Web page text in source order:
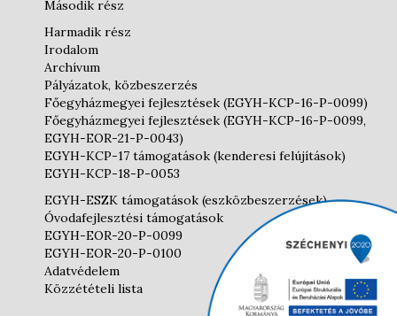
Második rész
Harmadik rész
Irodalom
Archívum
Pályázatok, közbeszerzés
Főegyházmegyei fejlesztések (EGYH-KCP-16-P-0099)
Főegyházmegyei fejlesztések (EGYH-KCP-16-P-0099,
EGYH-EOR-21-P-0043)
EGYH-KCP-17 támogatások (kenderesi felújítások)
EGYH-KCP-18-P-0053
EGYH-ESZK támogatások (eszközbeszerzések)
Óvodafejlesztési támogatások
EGYH-EOR-20-P-0099
EGYH-EOR-20-P-0100
Adatvédelem
Közzétételi lista